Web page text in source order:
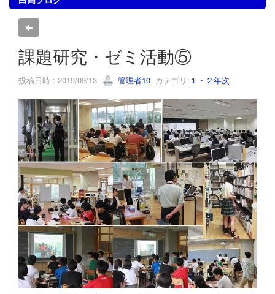
課題研究・ゼミ活動⑤
投稿日時 : 2019/09/13 管理者10 カテゴリ: １・２年次